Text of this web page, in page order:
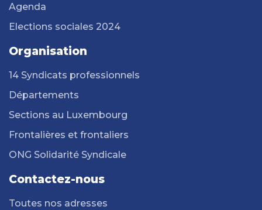
Agenda
Elections sociales 2024
Organisation
14 Syndicats professionnels
Départements
Sections au Luxembourg
Frontalières et frontaliers
ONG Solidarité Syndicale
Contactez-nous
Toutes nos adresses